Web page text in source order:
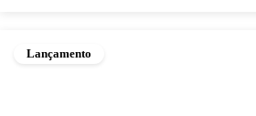
Lançamento